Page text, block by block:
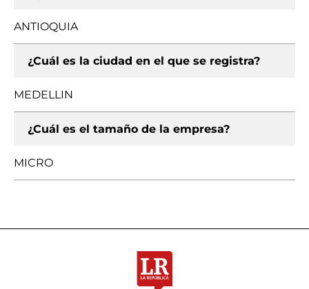
ANTIOQUIA
¿Cuál es la ciudad en el que se registra?
MEDELLIN
¿Cuál es el tamaño de la empresa?
MICRO